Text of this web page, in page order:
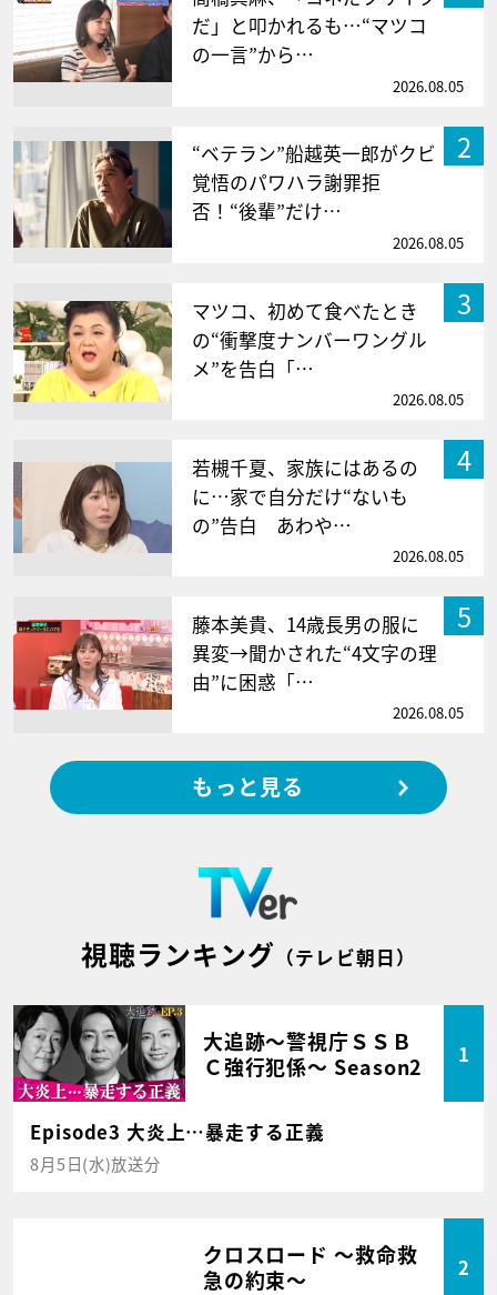
だ」と叩かれるも…“マツコ
の一言”から…
2026.08.05
2
“ベテラン”船越英一郎がクビ
覚悟のパワハラ謝罪拒
否！“後輩”だけ…
2026.08.05
3
マツコ、初めて食べたとき
の“衝撃度ナンバーワングル
メ”を告白「…
2026.08.05
4
若槻千夏、家族にはあるの
に…家で自分だけ“ないも
の”告白 あわや…
2026.08.05
5
藤本美貴、14歳長男の服に
異変→聞かされた“4文字の理
由”に困惑「…
2026.08.05
もっと見る
視聴ランキング （テレビ朝日）
大追跡～警視庁ＳＳＢ
Ｃ強行犯係～ Season2
1
Episode3 大炎上…暴走する正義
8月5日(水)放送分
クロスロード ～救命救
急の約束～
2